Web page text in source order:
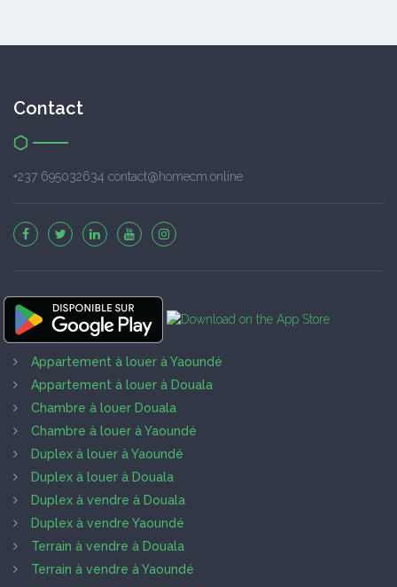
Contact
+237 695032634 contact@homecm.online
Appartement à louer à Yaoundé
Appartement à louer à Douala
Chambre à louer Douala
Chambre à louer à Yaoundé
Duplex à louer à Yaoundé
Duplex à louer à Douala
Duplex à vendre à Douala
Duplex à vendre Yaoundé
Terrain à vendre à Douala
Terrain à vendre à Yaoundé